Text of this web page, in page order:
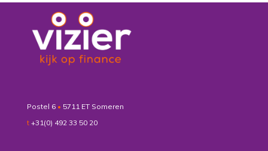
Postel 6 • 5711 ET Someren
t +31(0) 492 33 50 20